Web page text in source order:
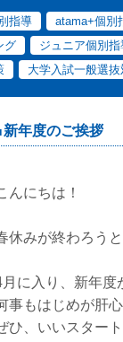
指導 atama+個別
グ ジュニア個別指
大学入試一般選抜
新年度のご挨拶
んにちは！
休みが終わろう
月に入り、新年度
事もはじめが肝
ひ、いいスター